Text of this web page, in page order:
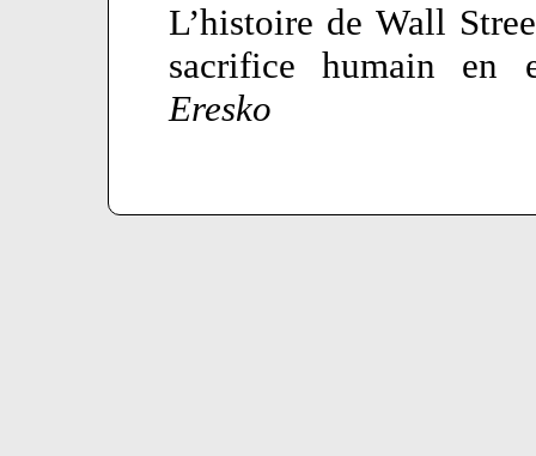
L’histoire de Wall
sacrifice humain en
Eresko